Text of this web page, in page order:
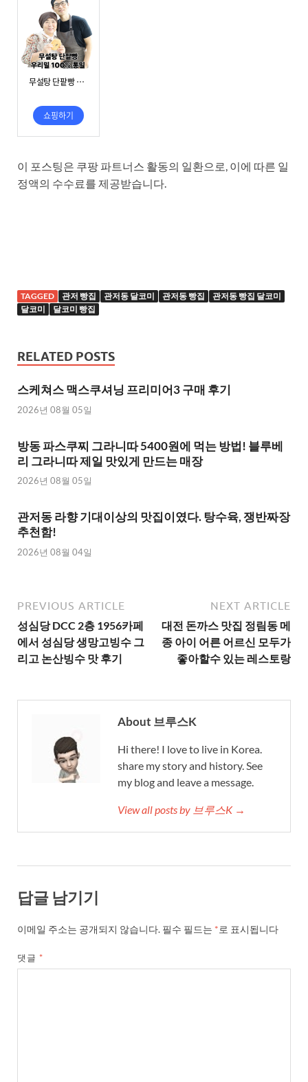
이 포스팅은 쿠팡 파트너스 활동의 일환으로, 이에 따른 일
정액의 수수료를 제공받습니다.
TAGGED 관저 빵집 관저동 달코미 관저동 빵집
관저동 빵집 달코미
달코미
달코미 빵집
RELATED POSTS
스케쳐스 맥스쿠셔닝 프리미어3 구매 후기
2026년 08월 05일
방동 파스쿠찌 그라니따 5400원에 먹는 방법! 블루베
리 그라니따 제일 맛있게 만드는 매장
2026년 08월 05일
관저동 라향 기대이상의 맛집이였다. 탕수육, 쟁반짜장
추천함!
2026년 08월 04일
PREVIOUS ARTICLE
성심당 DCC 2층 1956카페
에서 성심당 생망고빙수 그
리고 논산빙수 맛 후기
NEXT ARTICLE
대전 돈까스 맛집 정림동 메
종 아이 어른 어르신 모두가
좋아할수 있는 레스토랑
About 브루스K
Hi there! I love to live in Korea.
share my story and history. See
my blog and leave a message.
View all posts by 브루스K →
답글 남기기
이메일 주소는 공개되지 않습니다. 필수 필드는 *로 표시됩니다
댓글 *